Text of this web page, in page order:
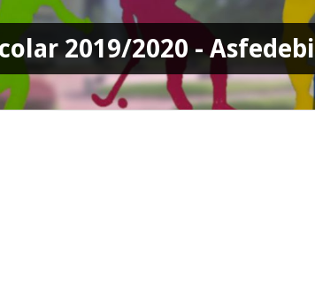
2019/2020 - Asfedebi